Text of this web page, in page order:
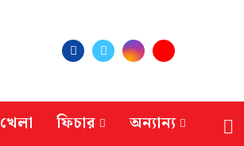
খেলা ফিচার অন্যান্য